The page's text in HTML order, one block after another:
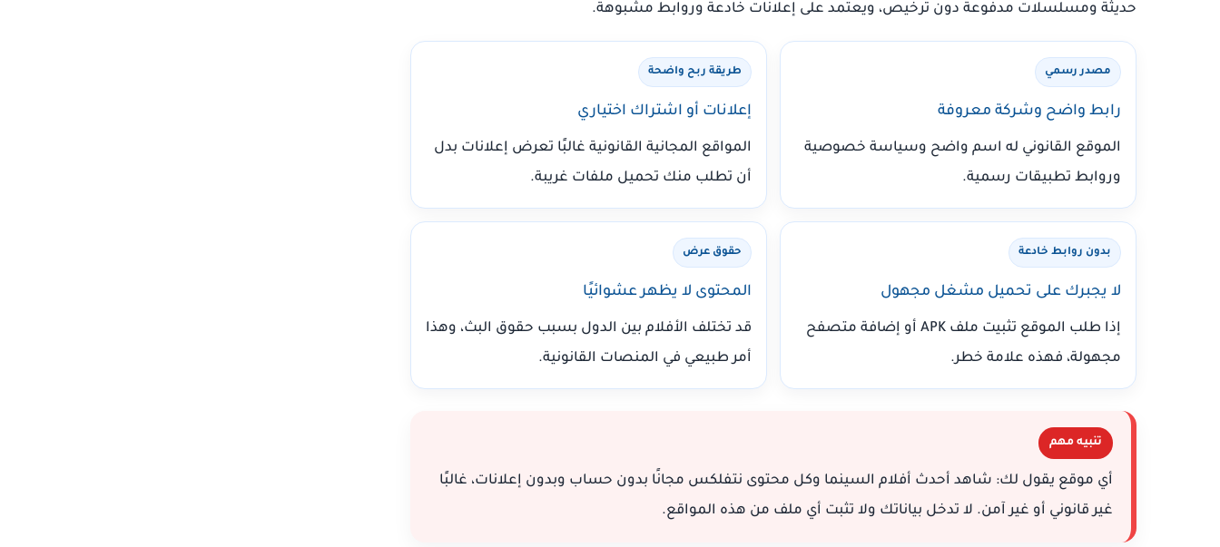
حديثة ومسلسلات مدفوعة دون ترخيص، ويعتمد على إعلانات خادعة وروابط مشبوهة.
مصدر رسمي
رابط واضح وشركة معروفة
الموقع القانوني له اسم واضح وسياسة خصوصية
وروابط تطبيقات رسمية.
طريقة ربح واضحة
إعلانات أو اشتراك اختياري
المواقع المجانية القانونية غالبًا تعرض إعلانات بدل
أن تطلب منك تحميل ملفات غريبة.
بدون روابط خادعة
لا يجبرك على تحميل مشغل مجهول
إذا طلب الموقع تثبيت ملف APK أو إضافة متصفح
مجهولة، فهذه علامة خطر.
حقوق عرض
المحتوى لا يظهر عشوائيًا
قد تختلف الأفلام بين الدول بسبب حقوق البث، وهذا
أمر طبيعي في المنصات القانونية.
تنبيه مهم
أي موقع يقول لك: شاهد أحدث أفلام السينما وكل محتوى نتفلكس مجانًا بدون حساب وبدون إعلانات، غالبًا
غير قانوني أو غير آمن. لا تدخل بياناتك ولا تثبت أي ملف من هذه المواقع.